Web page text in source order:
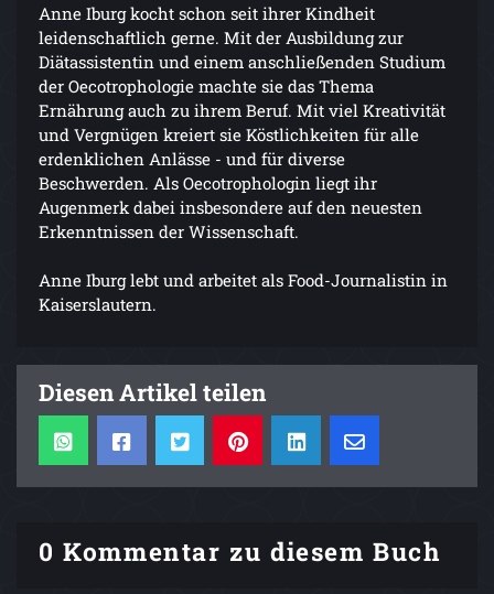
Anne Iburg kocht schon seit ihrer Kindheit
leidenschaftlich gerne. Mit der Ausbildung zur
Diätassistentin und einem anschließenden Studium
der Oecotrophologie machte sie das Thema
Ernährung auch zu ihrem Beruf. Mit viel Kreativität
und Vergnügen kreiert sie Köstlichkeiten für alle
erdenklichen Anlässe - und für diverse
Beschwerden. Als Oecotrophologin liegt ihr
Augenmerk dabei insbesondere auf den neuesten
Erkenntnissen der Wissenschaft.
Anne Iburg lebt und arbeitet als Food-Journalistin in
Kaiserslautern.
Diesen Artikel teilen
0 Kommentar zu diesem Buch